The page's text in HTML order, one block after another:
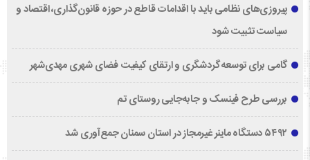
پیروزی‌های نظامی باید با اقدامات قاطع در حوزه قانون‌گذاری، اقتصاد و
سیاست تثبیت شود
گامی برای توسعه گردشگری و ارتقای کیفیت فضای شهری مهدی‌شهر
بررسی طرح فینسک و جابه‌جایی روستای تم
۵۴۹۲ دستگاه ماینر غیرمجاز در استان سمنان جمع‌آوری شد